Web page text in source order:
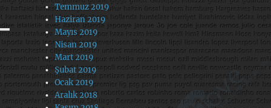
Temmuz 2019
Haziran 2019
Mayıs 2019
Nisan 2019
Mart 2019
Şubat 2019
Ocak 2019
Aralık 2018